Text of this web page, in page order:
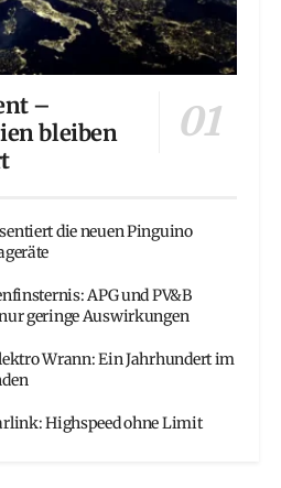
–
bleiben
die neuen Pinguino
APG und PV&B
geringe Auswirkungen
Wrann: Ein Jahrhundert im
Highspeed ohne Limit